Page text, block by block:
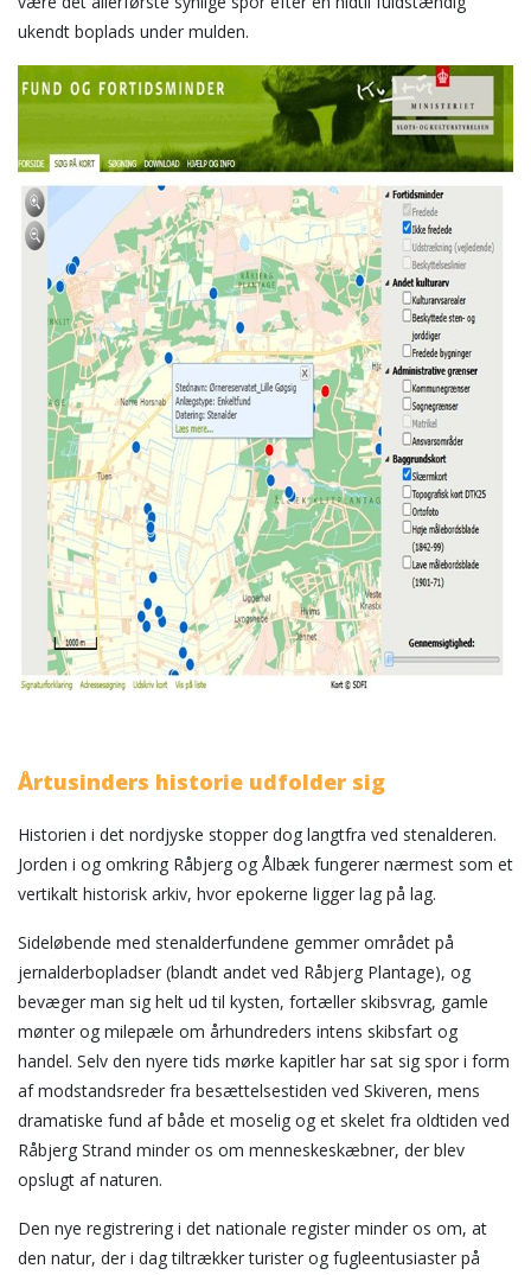
ukendt boplads under mulden.
Årtusinders historie udfolder sig
Historien i det nordjyske stopper dog langtfra ved stenalderen.
Jorden i og omkring Råbjerg og Ålbæk fungerer nærmest som et
vertikalt historisk arkiv, hvor epokerne ligger lag på lag.
Sideløbende med stenalderfundene gemmer området på
jernalderbopladser (blandt andet ved Råbjerg Plantage), og
bevæger man sig helt ud til kysten, fortæller skibsvrag, gamle
mønter og milepæle om århundreders intens skibsfart og
handel. Selv den nyere tids mørke kapitler har sat sig spor i form
af modstandsreder fra besættelsestiden ved Skiveren, mens
dramatiske fund af både et moselig og et skelet fra oldtiden ved
Råbjerg Strand minder os om menneskeskæbner, der blev
opslugt af naturen.
Den nye registrering i det nationale register minder os om, at
den natur, der i dag tiltrækker turister og fugleentusiaster på